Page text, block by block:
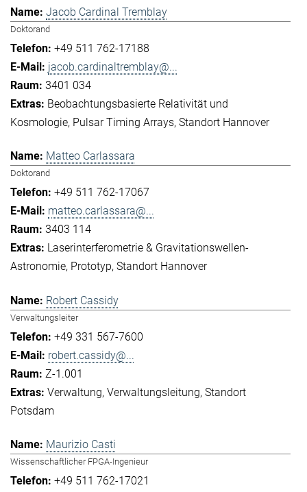
Jacob Cardinal Tremblay
Doktorand
+49 511 762-17188
jacob.cardinaltremblay@...
3401 034
Beobachtungsbasierte Relativität und
Kosmologie Pulsar Timing Arrays Standort Hannover
Matteo Carlassara
Doktorand
+49 511 762-17067
matteo.carlassara@...
3403 114
Laserinterferometrie & Gravitationswellen-
Astronomie Prototyp Standort Hannover
Robert Cassidy
Verwaltungsleiter
+49 331 567-7600
robert.cassidy@...
Z-1.001
Verwaltung Verwaltungsleitung Standort
Potsdam
Maurizio Casti
Wissenschaftlicher FPGA-Ingenieur
+49 511 762-17021